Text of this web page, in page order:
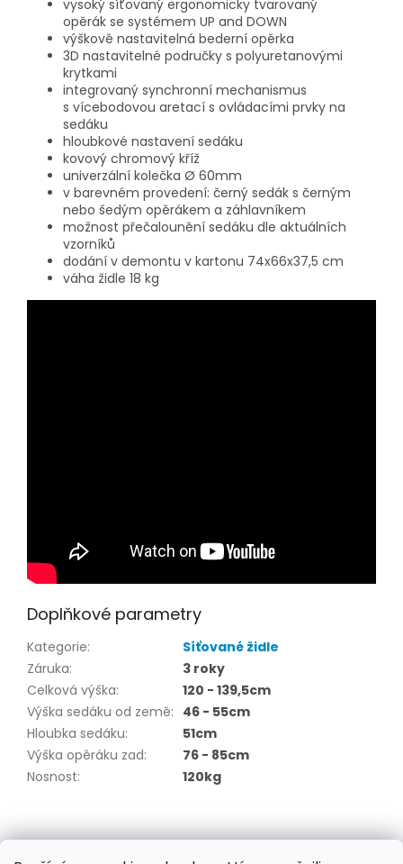
vysoký síťovaný ergonomicky tvarovaný
opěrák se systémem UP and DOWN
výškově nastavitelná bederní opěrka
3D nastavitelné područky s polyuretanovými
krytkami
integrovaný synchronní mechanismus
s vícebodovou aretací s ovládacími prvky na
sedáku
hloubkové nastavení sedáku
kovový chromový kříž
univerzální kolečka Ø 60mm
v barevném provedení: černý sedák s černým
nebo šedým opěrákem a záhlavníkem
možnost přečalounění sedáku dle aktuálních
vzorníků
dodání v demontu v kartonu 74x66x37,5 cm
váha židle 18 kg
Doplňkové parametry
Kategorie:
Síťované židle
Záruka:
3 roky
Celková výška:
120 - 139,5cm
Výška sedáku od země: 46 - 55cm
Hloubka sedáku:
51cm
Výška opěráku zad:
76 - 85cm
Nosnost: 120kg
Z
á